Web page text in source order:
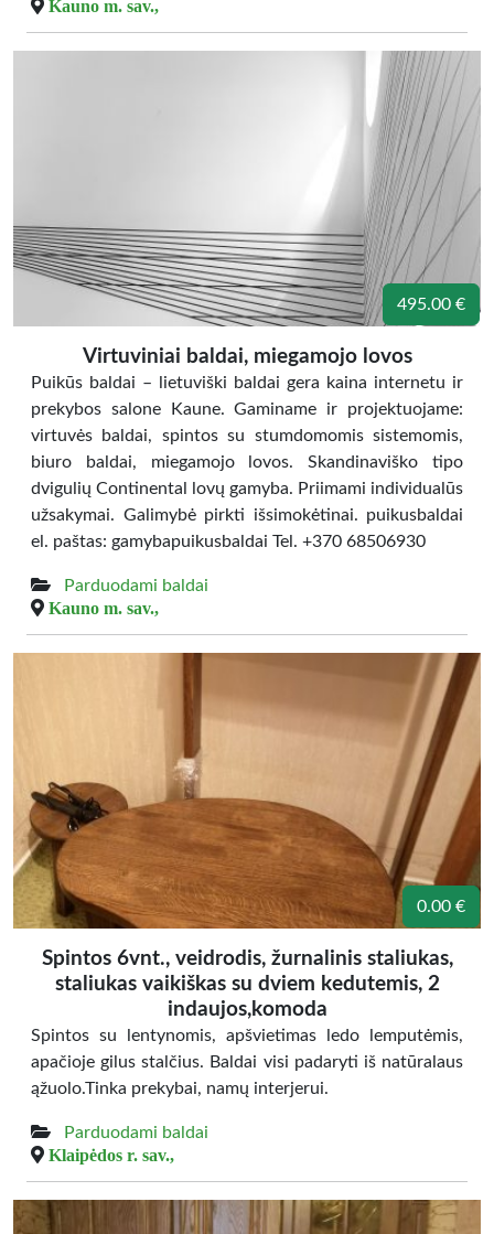
Kauno m. sav.,
495.00 €
Virtuviniai baldai, miegamojo lovos
Puikūs baldai – lietuviški baldai gera kaina internetu ir
prekybos salone Kaune. Gaminame ir projektuojame:
virtuvės baldai, spintos su stumdomomis sistemomis,
biuro baldai, miegamojo lovos. Skandinaviško tipo
dvigulių Continental lovų gamyba. Priimami individualūs
užsakymai. Galimybė pirkti išsimokėtinai. puikusbaldai
el. paštas: gamybapuikusbaldai Tel. +370 68506930
Parduodami baldai
Kauno m. sav.,
0.00 €
Spintos 6vnt., veidrodis, žurnalinis staliukas,
staliukas vaikiškas su dviem kedutemis, 2
indaujos,komoda
Spintos su lentynomis, apšvietimas ledo lemputėmis,
apačioje gilus stalčius. Baldai visi padaryti iš natūralaus
ąžuolo.Tinka prekybai, namų interjerui.
Parduodami baldai
Klaipėdos r. sav.,